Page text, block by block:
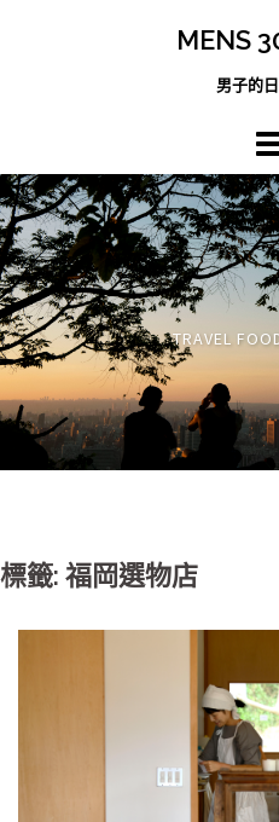
MENS
男子的
TRAVEL
標籤: 福岡選物店